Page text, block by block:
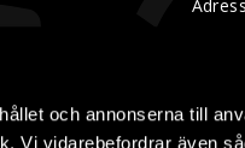
och annonserna till
Vi vidarebefordrar även